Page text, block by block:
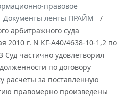
правовое
Документы ленты ПРАЙМ
арбитражного суда
2010 г. N КГ-А40/4638-10-1,2 по
Суд частично удовлетворил
по договору
расчеты за поставленную
правомерно произведены